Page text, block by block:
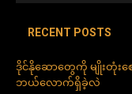
RECENT POSTS
ဒိုင်နိုဆောတွေကို မျိုးတုံးစ
ဘယ်လောက်ရှိခဲ့လဲ